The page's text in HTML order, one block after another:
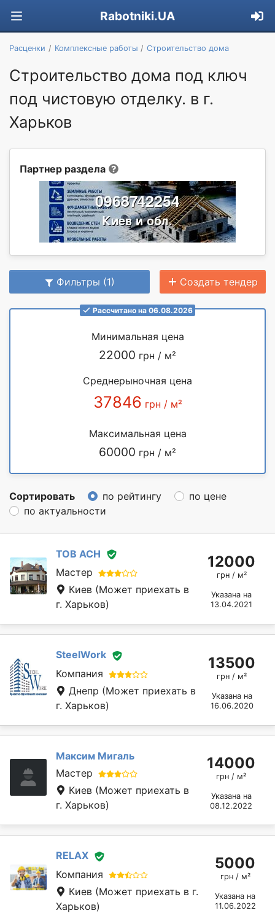
Rabotniki.UA
Расценки Комплексные работы Строительство дома
Строительство дома под ключ
под чистовую отделку. в г.
Харьков
Партнер раздела
Фильтры (1) Создать тендер
Рассчитано на 06.08.2026
Минимальная цена
22000 грн / м²
Среднерыночная цена
37846 грн / м²
Максимальная цена
60000 грн / м²
Сортировать по рейтингу
по цене
по актуальности
ТОВ АСН
Мастер
Киев (Может приехать в
г. Харьков)
12000
грн / м²
Указана на
13.04.2021
SteelWork
Компания
Днепр (Может приехать в
г. Харьков)
13500
грн / м²
Указана на
16.06.2020
Максим Мигаль
Мастер
Киев (Может приехать в
г. Харьков)
14000
грн / м²
Указана на
08.12.2022
RELAX
Компания
Киев (Может приехать в г.
Харьков)
5000
грн / м²
Указана на
11.06.2022